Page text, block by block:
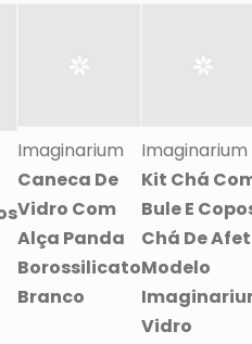
Imaginarium
Caneca De
Vidro Com
Alça Panda
Borossilicato
Branco
Imaginarium
Kit Chá
Bule E
Chá De
Modelo
Vidro